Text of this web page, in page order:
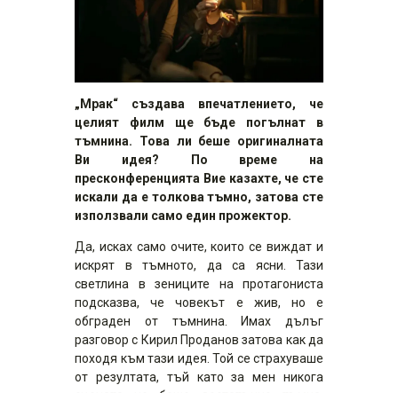
„Мрак“ създава впечатлението, че
целият филм ще бъде погълнат в
тъмнина. Това ли беше оригиналната
Ви идея? По време на
пресконференцията Вие казахте, че сте
искали да е толкова тъмно, затова сте
използвали само един прожектор.
Да, исках само очите, които се виждат и
искрят в тъмното, да са ясни. Тази
светлина в зениците на протагониста
подсказва, че човекът е жив, но е
обграден от тъмнина. Имах дълъг
разговор с Кирил Проданов затова как да
походя към тази идея. Той се страхуваше
от резултата, тъй като за мен никога